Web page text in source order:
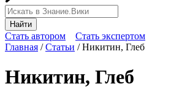
Найти
Стать автором
Стать экспертом
Главная /Статьи /Никитин, Глеб
Никитин, Глеб